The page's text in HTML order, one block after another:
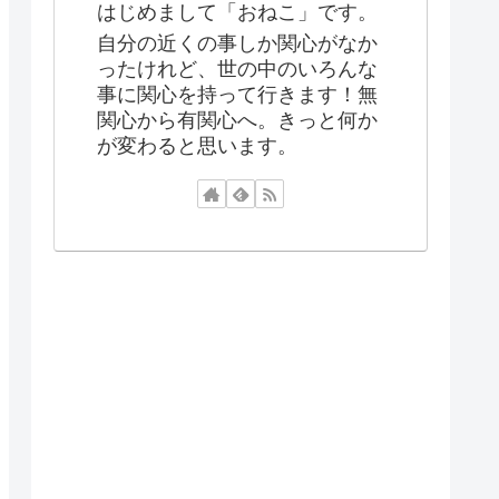
はじめまして「おねこ」です。
自分の近くの事しか関心がなか
ったけれど、世の中のいろんな
事に関心を持って行きます！無
関心から有関心へ。きっと何か
が変わると思います。